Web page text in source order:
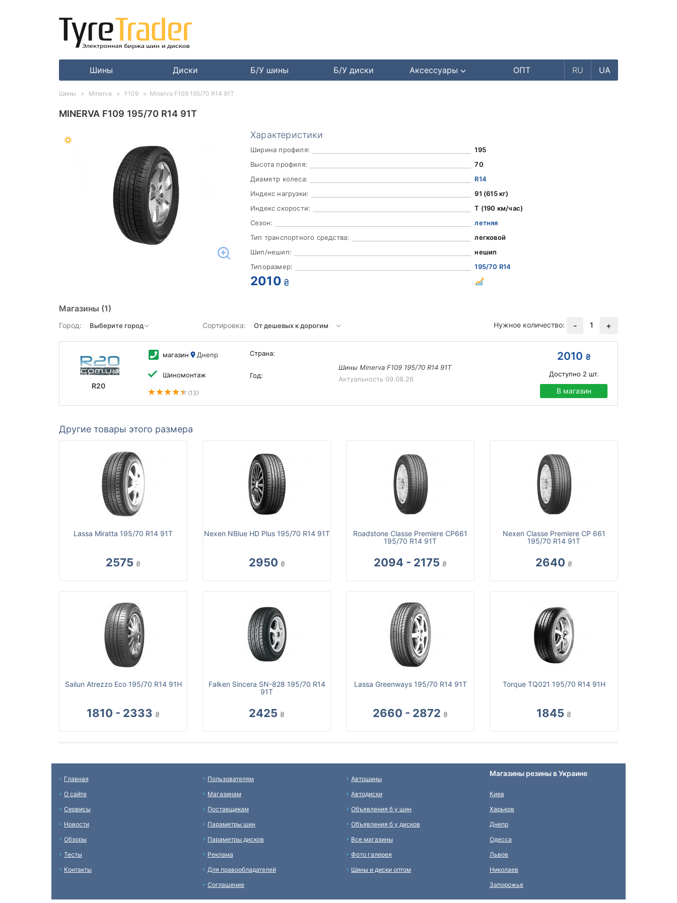
Шины Диски Б/У шины Б/У диски Аксессуары ОПТ RU UA
MINERVA F109 195/70 R14 91T
Характеристики
Ширина профиля:
195
Высота профиля:
70
Диаметр колеса:
R14
Индекс нагрузки:
91 (615 кг)
Индекс скорости:
T (190 км/час)
Сезон:
летняя
Тип транспортного средства:
легковой
Шип/нешип:
нешип
Типоразмер:
195/70 R14
2010 ₴
Магазины (1)
Город: Сортировка: Нужное количество: - 1 +
R20
магазин Днепр
Шиномонтаж
(13)
Страна:
Год:
Шины Minerva F109 195/70 R14 91T
Актуальность 09.08.26
2010 ₴
Доступно 2 шт.
В магазин
Другие товары этого размера
Lassa Miratta 195/70 R14 91T
2575 ₴
Nexen NBlue HD Plus 195/70 R14 91T
2950 ₴
Roadstone Classe Premiere CP661
195/70 R14 91T
2094 - 2175 ₴
Nexen Classe Premiere CP 661
195/70 R14 91T
2640 ₴
Sailun Atrezzo Eco 195/70 R14 91H
1810 - 2333 ₴
Falken Sincera SN-828 195/70 R14
91T
2425 ₴
Lassa Greenways 195/70 R14 91T
2660 - 2872 ₴
Torque TQ021 195/70 R14 91H
1845 ₴
Шины Minerva F109 Minerva F109 195/70 R14 91T
Главная
О сайте
Сервисы
Новости
Обзоры
Тесты
Контакты
Пользователям
Магазинам
Поставщикам
Параметры шин
Параметры дисков
Реклама
Для правообладателей
Соглашение
Автошины
Автодиски
Объявления б у шин
Объявления б у дисков
Все магазины
Фото галерея
Шины и диски оптом
Магазины резины в Украине
Киев
Харьков
Днепр
Одесса
Львов
Николаев
Запорожье